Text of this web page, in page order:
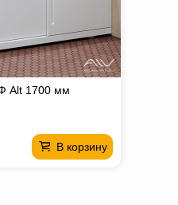
Alt 1700 мм
В корзину